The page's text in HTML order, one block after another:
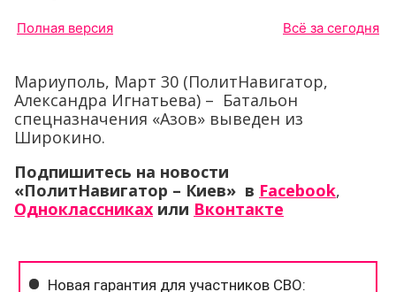
Полная версия Всё за сегодня
Мариуполь, Март 30 (ПолитНавигатор,
Александра Игнатьева) – Батальон
спецназначения «Азов» выведен из
Широкино.
Подпишитесь на новости
«ПолитНавигатор – Киев» в Facebook,
Одноклассниках или Вконтакте